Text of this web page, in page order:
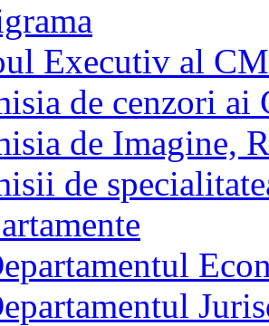
Executiv al
de cenzori ai
de Imagine,
de